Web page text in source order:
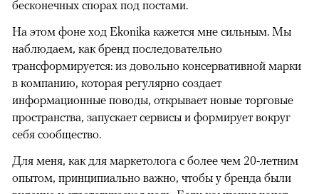
бесконечных спорах под постами.
На этом фоне ход Ekonika кажется мне сильным. Мы
наблюдаем, как бренд последовательно
трансформируется: из довольно консервативной марки
в компанию, которая регулярно создает
информационные поводы, открывает новые торговые
пространства, запускает сервисы и формирует вокруг
себя сообщество.
Для меня, как для маркетолога с более чем 20-летним
опытом, принципиально важно, чтобы у бренда были